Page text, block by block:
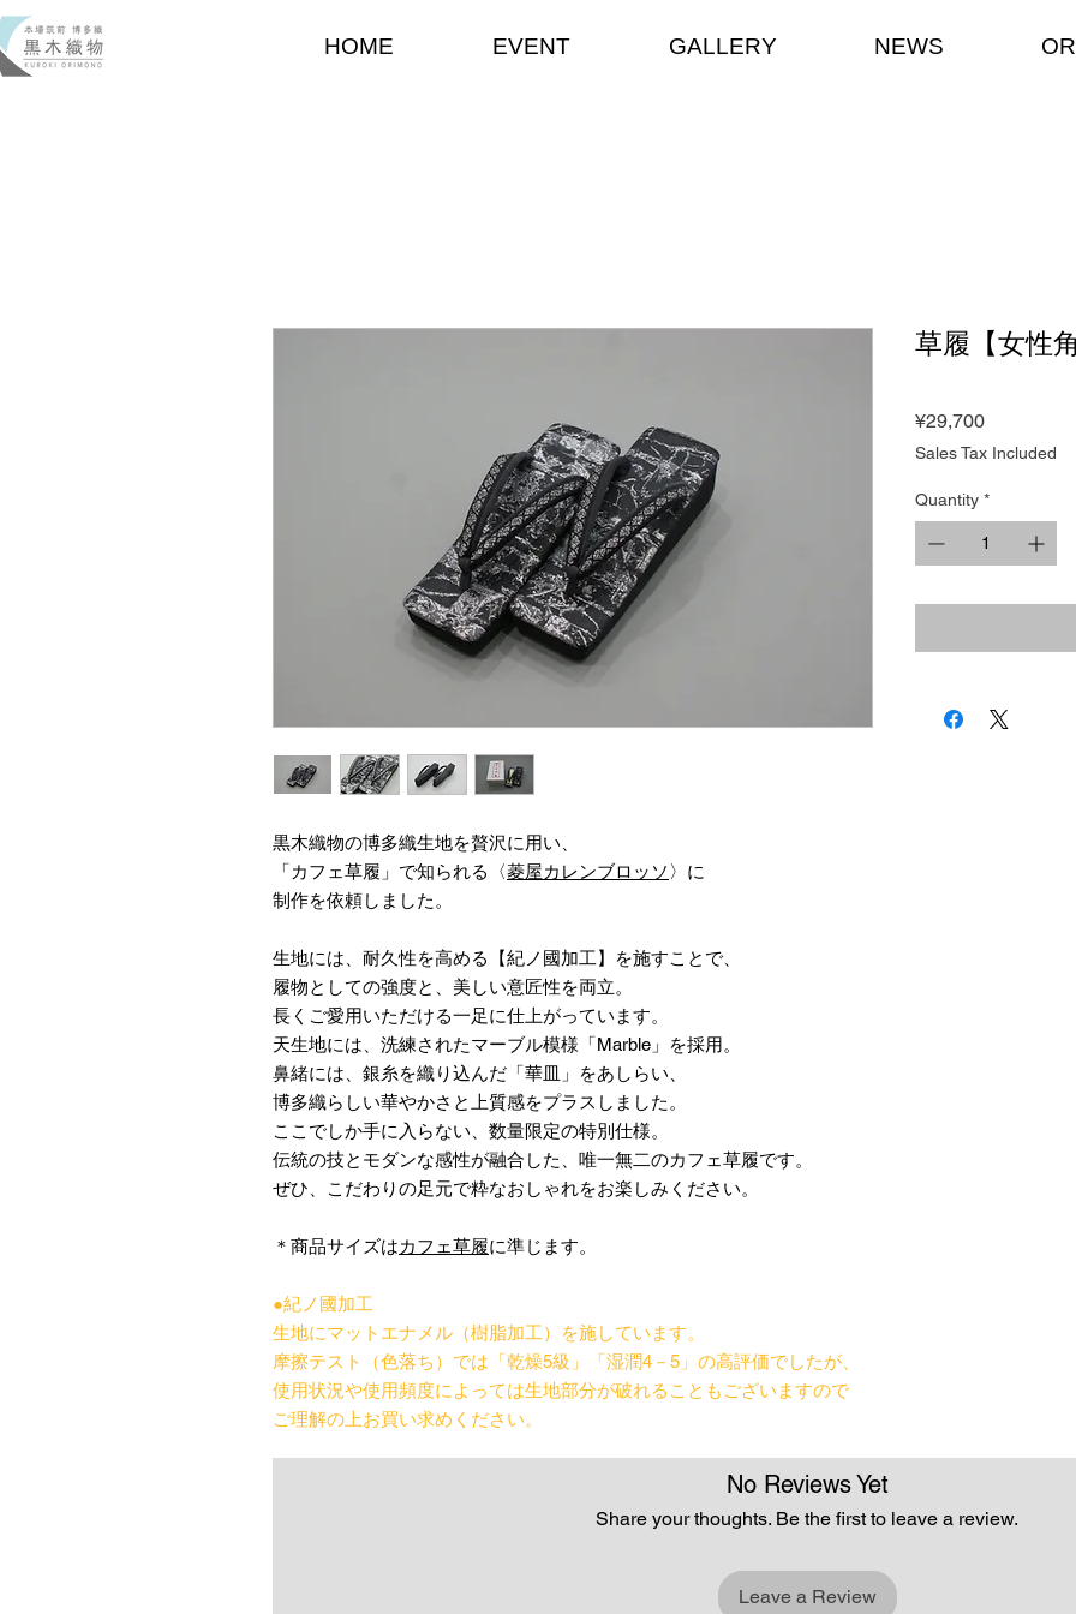
HOME EVENT GALLERY NEWS
黒木織物の博多織生地を贅沢に用い、
「カフェ草履」で知られる〈菱屋カレンブロッソ 〉に
制作を依頼しました。
生地には、耐久性を高める【紀ノ國加工】を施すことで、
履物としての強度と、美しい意匠性を両立。
長くご愛用いただける一足に仕上がっています。
天生地には、洗練されたマーブル模様「Marble」を採用。
鼻緒には、銀糸を織り込んだ「華皿」をあしらい、
博多織らしい華やかさと上質感をプラスしました。
ここでしか手に入らない、数量限定の特別仕様。
伝統の技とモダンな感性が融合した、唯一無二のカフェ草履です。
ぜひ、こだわりの足元で粋なおしゃれをお楽しみください。
＊商品サイズはカフェ草履に準じます。
●紀ノ國加工
生地にマットエナメル（樹脂加工）を施しています。
摩擦テスト（色落ち）では「乾燥5級」「湿潤4－5」の高評価でしたが、
使用状況や使用頻度によっては生地部分が破れることもございますので
ご理解の上お買い求めください。
草履【女性
¥29,700Price
Sales Tax Included
Quantity *
No Reviews Yet
Share your thoughts. Be the first to leave a review.
Leave a Review